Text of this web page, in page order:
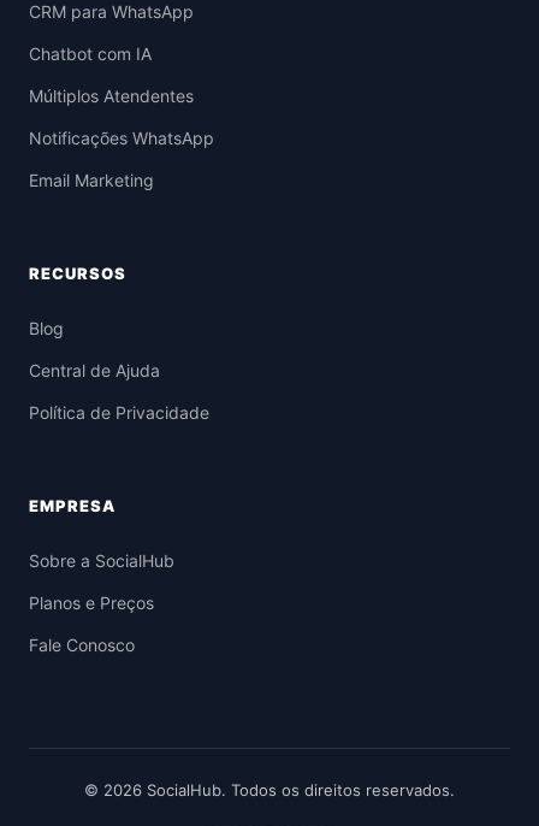
CRM para WhatsApp
Chatbot com IA
Múltiplos Atendentes
Notificações WhatsApp
Email Marketing
RECURSOS
Blog
Central de Ajuda
Política de Privacidade
EMPRESA
Sobre a SocialHub
Planos e Preços
Fale Conosco
© 2026 SocialHub. Todos os direitos reservados.